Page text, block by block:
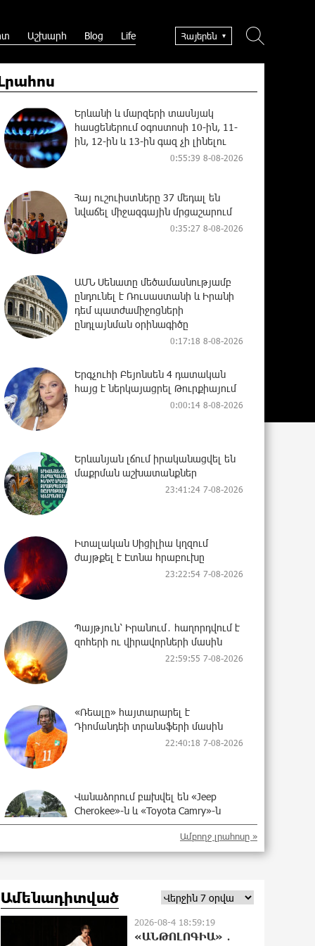
Աշխարհ Blog Life Հայերեն
Երևանի և մարզերի տասնյակ
հասցեներում օգոստոսի 10-ին, 11-
ին, 12-ին և 13-ին գազ չի լինելու
0:55:39 8-08-2026
Հայ ուշուիստները 37 մեդալ են
նվաճել միջազգային մրցաշարում
0:35:27 8-08-2026
ԱՄՆ Սենատը մեծամասնությամբ
ընդունել է Ռուսաստանի և Իրանի
դեմ պատժամիջոցների
ընդլայնման օրինագիծը
0:17:18 8-08-2026
Երգչուհի Բեյոնսեն ​​4 դատական
հայց է ներկայացրել Թուրքիայում
0:00:14 8-08-2026
Երևանյան լճում իրականացվել են
մաքրման աշխատանքներ
23:41:24 7-08-2026
Իտալական Սիցիլիա կղզում
ժայթքել է Էտնա հրաբուխը
23:22:54 7-08-2026
Պայթյուն՝ Իրանում․ հաղորդվում է
զոհերի ու վիրավորների մասին
22:59:55 7-08-2026
«Ռեալը» հայտարարել է
Դիոմանդեի տրանսֆերի մասին
22:40:18 7-08-2026
Վանաձորում բшխվել են «Jeep
Cherokee»-ն և «Toyota Camry»-ն
22:21:15 7-08-2026
օգտագործել Starlink-ը
Ռուսաստանի դեմ հարվшծները
կառավարելու համար
22:03:58 7-08-2026
Ամբողջ լրահոսը »
Ամենադիտված
2026-08-4 18:59:19
«ԱՆԹՈԼՈԳԻԱ» ․